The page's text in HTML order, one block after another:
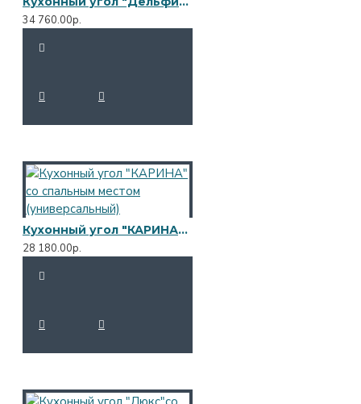
34 760.00р.
Кухонный угол "КАРИНА" со спальным местом (универсальный)
28 180.00р.